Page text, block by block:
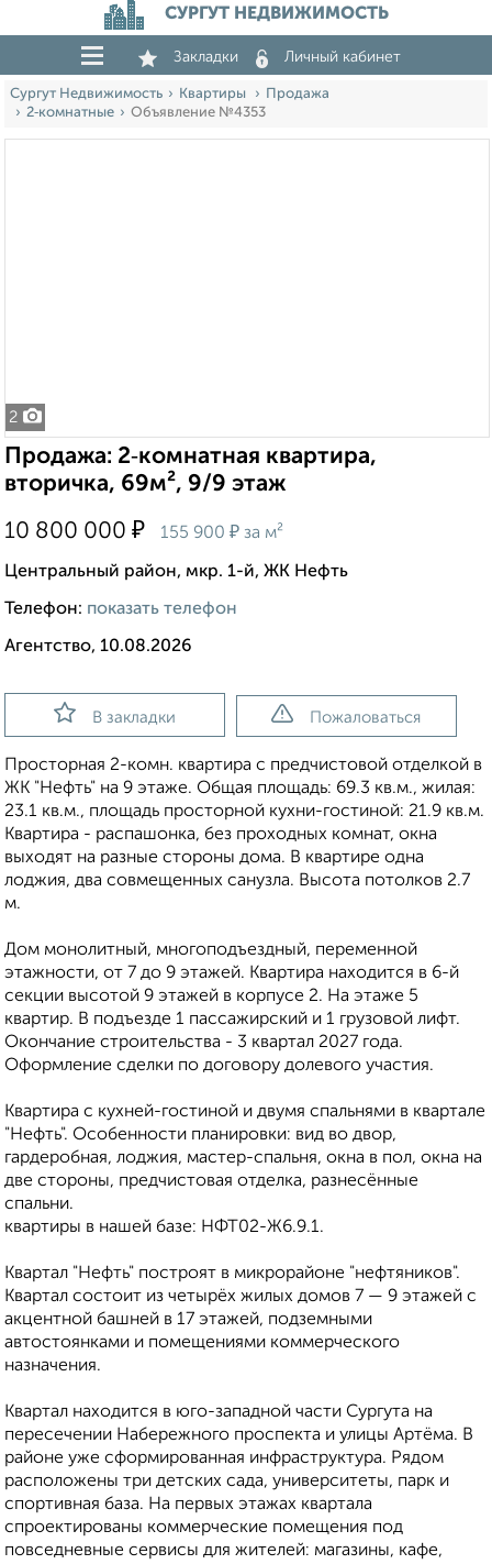
СУРГУТ НЕДВИЖИМОСТЬ
Закладки Личный кабинет
Сургут Недвижимость Квартиры
Продажа
2‑комнатные
Объявление №4353
2
Продажа: 2‑комнатная квартира,
вторичка, 69м², 9/9 этаж
10 800 000 ₽ 155 900 ₽ за м²
Центральный район, мкр. 1-й, ЖК Нефть
Телефон: показать телефон
Агентство, 10.08.2026
В закладки Пожаловаться
Просторная 2-комн. квартира с предчистовой отделкой в
ЖК "Нефть" на 9 этаже. Общая площадь: 69.3 кв.м., жилая:
23.1 кв.м., площадь просторной кухни-гостиной: 21.9 кв.м.
Квартира - распашонка, без проходных комнат, окна
выходят на paзные стороны дома. В квартире одна
лоджия, два совмещенных санузла. Высота потолков 2.7
м.
Дом монолитный, многоподъездный, переменной
этажности, от 7 до 9 этажей. Квартира находится в 6-й
секции высотой 9 этажей в корпусе 2. На этаже 5
квартир. В подъезде 1 пассажирский и 1 грузовой лифт.
Окончание строительства - 3 квартал 2027 года.
Оформление сделки по договору долевого участия.
Квартира с кухней-гостиной и двумя спальнями в квартале
"Нефть". Особенности планировки: вид во двор,
гардеробная, лоджия, мастер-спальня, окна в пол, окна на
две стороны, предчистовая отделка, разнесённые
спальни.
квартиры в нашей базе: НФТ02-Ж6.9.1.
Квартал "Нефть" построят в микрорайоне "нефтяников".
Квартал состоит из четырёх жилых домов 7 — 9 этажей с
акцентной башней в 17 этажей, подземными
автостоянками и помещениями коммерческого
назначения.
Квартал находится в юго-западной части Сургута на
пересечении Набережного проспекта и улицы Артёма. В
районе уже сформированная инфраструктура. Рядом
расположены три детских сада, университеты, парк и
спортивная база. На первых этажах квартала
спроектированы коммерческие помещения под
повседневные сервисы для жителей: магазины, кафе,